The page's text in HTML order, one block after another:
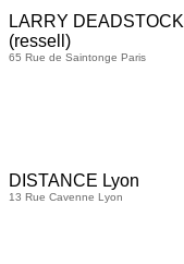
LARRY DEADSTOCK
(ressell)
65 Rue de Saintonge Paris
DISTANCE Lyon
13 Rue Cavenne Lyon